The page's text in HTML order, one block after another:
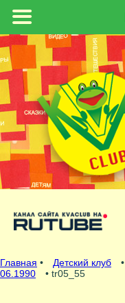
Главная • Детский клуб •
06.1990
• tr05_55